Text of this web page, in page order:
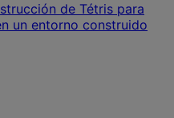
de Tétris para
un entorno construido